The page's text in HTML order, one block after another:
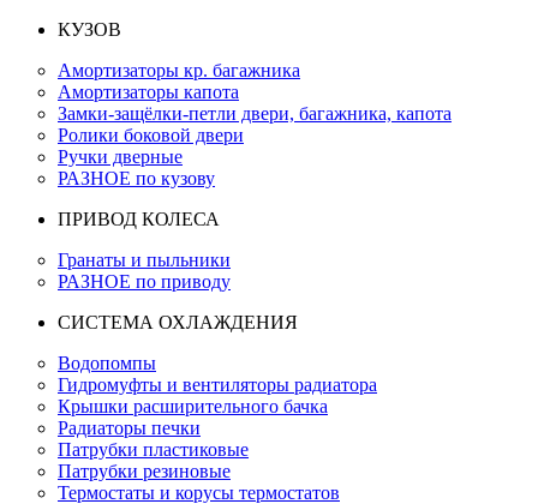
КУЗОВ
Амортизаторы кр. багажника
Амортизаторы капота
Замки-защёлки-петли двери, багажника, капота
Ролики боковой двери
Ручки дверные
РАЗНОЕ по кузову
ПРИВОД КОЛЕСА
Гранаты и пыльники
РАЗНОЕ по приводу
СИСТЕМА ОХЛАЖДЕНИЯ
Водопомпы
Гидромуфты и вентиляторы радиатора
Крышки расширительного бачка
Радиаторы печки
Патрубки пластиковые
Патрубки резиновые
Термостаты и корусы термостатов